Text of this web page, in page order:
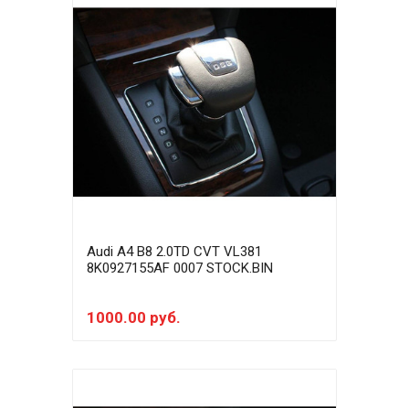
Audi A4 B8 2.0TD CVT VL381
8K0927155AF 0007 STOCK.BIN
1000.00 руб.